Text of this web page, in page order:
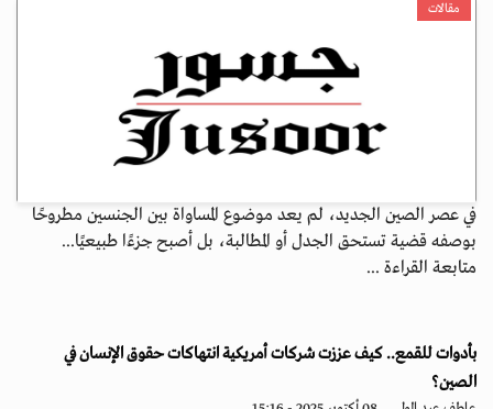
مقالات
في عصر الصين الجديد، لم يعد موضوع المساواة بين الجنسين مطروحًا
بوصفه قضية تستحق الجدل أو المطالبة، بل أصبح جزءًا طبيعيًا...
متابعة القراءة ...
بأدوات للقمع.. كيف عززت شركات أمريكية انتهاكات حقوق الإنسان في
الصين؟